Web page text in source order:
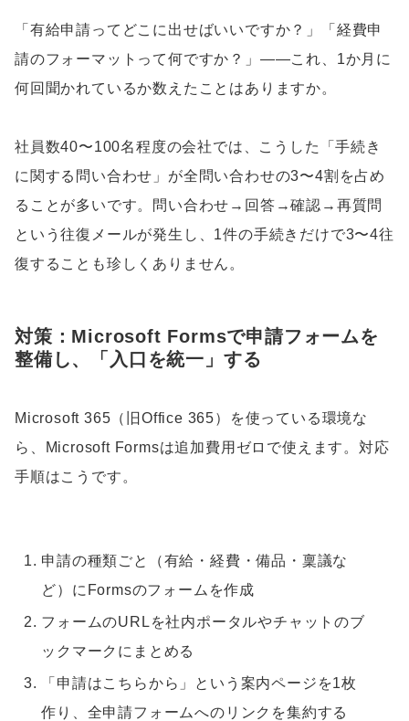
「有給申請ってどこに出せばいいですか？」「経費申
請のフォーマットって何ですか？」——これ、1か月に
何回聞かれているか数えたことはありますか。
社員数40〜100名程度の会社では、こうした「手続き
に関する問い合わせ」が全問い合わせの3〜4割を占め
ることが多いです。問い合わせ→回答→確認→再質問
という往復メールが発生し、1件の手続きだけで3〜4往
復することも珍しくありません。
対策：Microsoft Formsで申請フォームを
整備し、「入口を統一」する
Microsoft 365（旧Office 365）を使っている環境な
ら、Microsoft Formsは追加費用ゼロで使えます。対応
手順はこうです。
申請の種類ごと（有給・経費・備品・稟議な
ど）にFormsのフォームを作成
フォームのURLを社内ポータルやチャットのブ
ックマークにまとめる
「申請はこちらから」という案内ページを1枚
作り、全申請フォームへのリンクを集約する